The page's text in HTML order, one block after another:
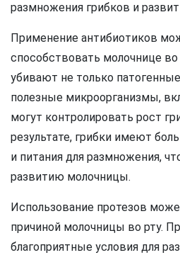
размножения грибков и
Применение антибиотиков
способствовать молочнице во
убивают не только
полезные микроорганизмы,
могут контролировать рост
результате, грибки имеют
и питания для размножения,
развитию молочницы.
Использование протезов
причиной молочницы во рту.
благоприятные условия для